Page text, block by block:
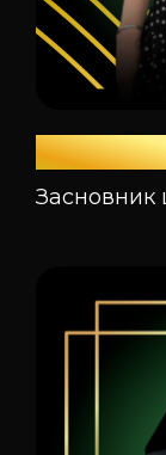
Засновник